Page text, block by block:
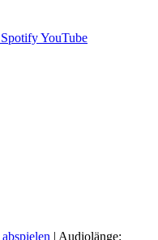
SpotifyYouTube
Audiolänge: